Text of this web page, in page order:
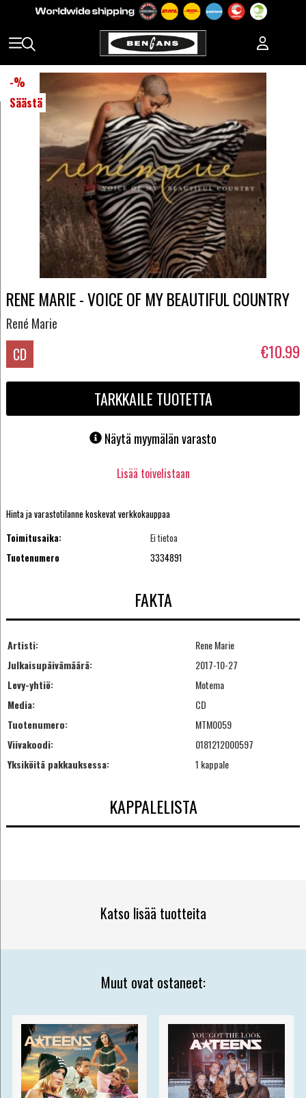
-%
Säästä
RENE MARIE - VOICE OF MY BEAUTIFUL COUNTRY
René Marie
CD €10.99
TARKKAILE TUOTETTA
Näytä myymälän varasto
Lisää toivelistaan
Hinta ja varastotilanne koskevat verkkokauppaa
Toimitusaika:
Ei tietoa
Tuotenumero
3334891
FAKTA
Artisti:
Rene Marie
Julkaisupäivämäärä:
2017-10-27
Levy-yhtiö:
Motema
Media:
CD
Tuotenumero:
MTM0059
Viivakoodi:
0181212000597
Yksiköitä pakkauksessa:
1 kappale
KAPPALELISTA
Katso lisää tuotteita
Muut ovat ostaneet: